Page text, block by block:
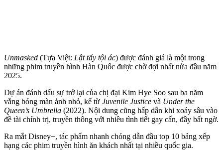
Unmasked (Tựa Việt: Lật tẩy tội ác) được đánh giá là một trong
những phim truyền hình Hàn Quốc được chờ đợi nhất nửa đầu năm
2025.
Dự án đánh dấu sự trở lại của chị đại Kim Hye Soo sau ba năm
vắng bóng màn ảnh nhỏ, kể từ Juvenile Justice và Under the
Queen’s Umbrella (2022). Nội dung cũng hấp dẫn khi xoáy sâu vào
đề tài chính trị, truyền thông với nhiều tình tiết gay cấn, đầy bất ngờ.
Ra mắt Disney+, tác phẩm nhanh chóng dẫn đầu top 10 bảng xếp
hạng các phim truyền hình ăn khách nhất tại nhiều quốc gia.